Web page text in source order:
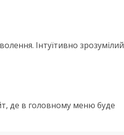
Інтуїтивно зрозумілий
де в головному меню буде